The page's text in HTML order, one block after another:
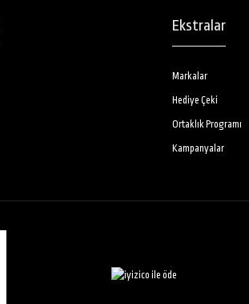
Ekstralar
Markalar
Hediye Çeki
Ortaklık Programı
Kampanyalar